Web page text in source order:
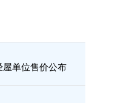
屋单位售价公布